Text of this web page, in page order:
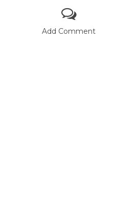
Add Comment